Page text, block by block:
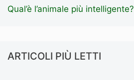
Qual’è l’animale più intelligente?
ARTICOLI PIÙ LETTI